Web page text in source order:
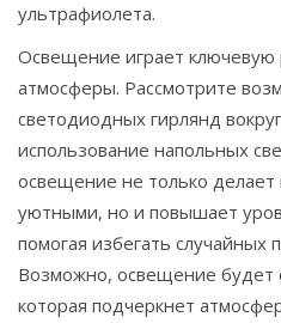
ультрафиолета.
Освещение играет ключевую
атмосферы. Рассмотрите
светодиодных гирлянд
использование напольных
освещение не только
уютными, но и повышает
помогая избегать случайных
Возможно, освещение будет
которая подчеркнет